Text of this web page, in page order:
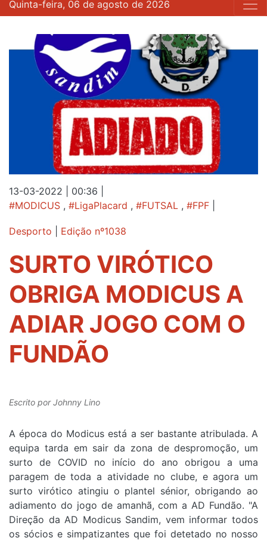
Quinta-feira, 06 de agosto de 2026
13-03-2022 | 00:36
#MODICUS , #LigaPlacard , #FUTSAL , #FPF
Desporto Edição nº1038
SURTO VIRÓTICO
OBRIGA MODICUS A
ADIAR JOGO COM O
FUNDÃO
Escrito porJohnny Lino
A época do Modicus está a ser bastante atribulada. A
equipa tarda em sair da zona de despromoção, um
surto de COVID no início do ano obrigou a uma
paragem de toda a atividade no clube, e agora um
surto virótico atingiu o plantel sénior, obrigando ao
adiamento do jogo de amanhã, com a AD Fundão. "A
Direção da AD Modicus Sandim, vem informar todos
os sócios e simpatizantes que foi detetado no nosso